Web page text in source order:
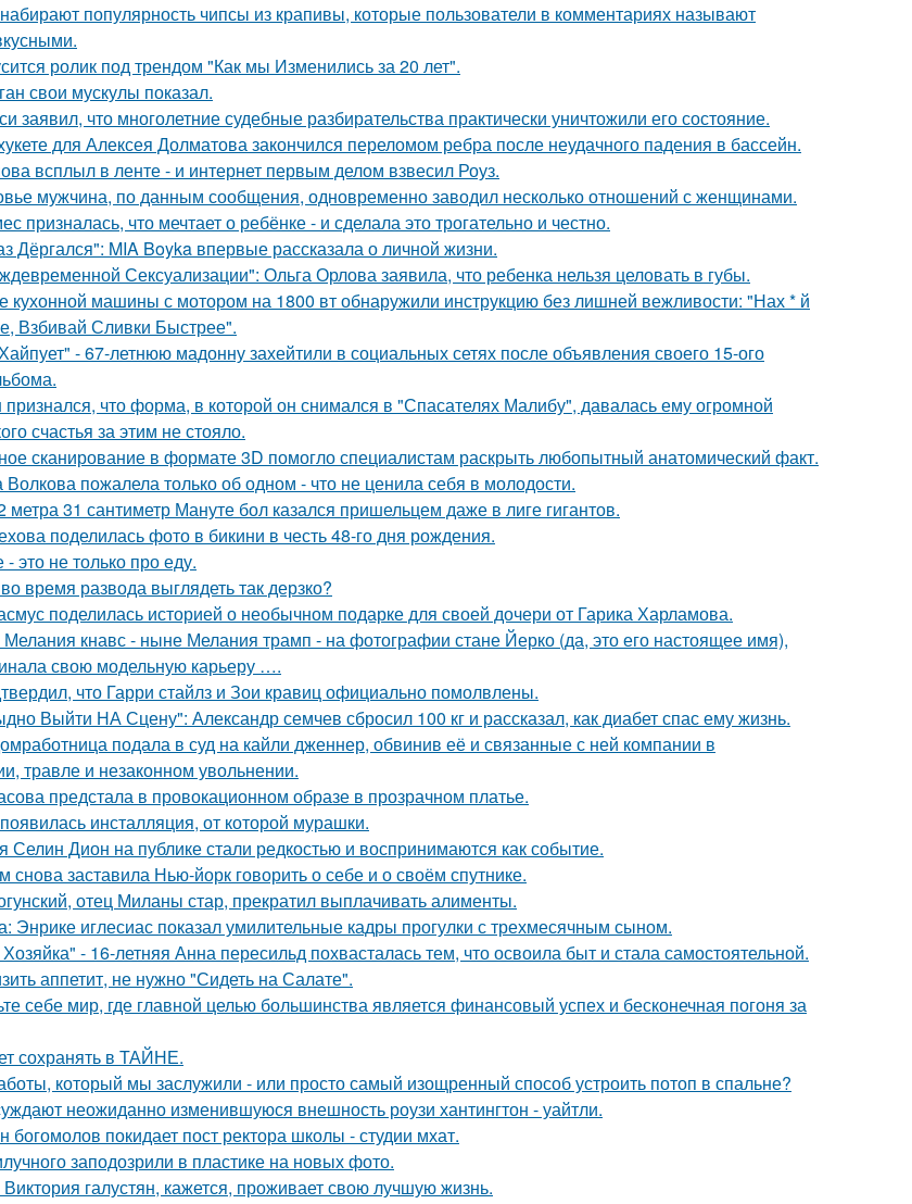
популярность чипсы из крапивы, которые пользователи в комментариях называют
ролик под трендом "Как мы Изменились за 20 лет".
свои мускулы показал.
заявил, что многолетние судебные разбирательства практически уничтожили его состояние.
для Алексея Долматова закончился переломом ребра после неудачного падения в бассейн.
всплыл в ленте - и интернет первым делом взвесил Роуз.
мужчина, по данным сообщения, одновременно заводил несколько отношений с женщинами.
призналась, что мечтает о ребёнке - и сделала это трогательно и честно.
Дёргался": MIA Boyka впервые рассказала о личной жизни.
Сексуализации": Ольга Орлова заявила, что ребенка нельзя целовать в губы.
кухонной машины с мотором на 1800 вт обнаружили инструкцию без лишней вежливости: "Нах * й
Взбивай Сливки Быстрее".
- 67-летнюю мадонну захейтили в социальных сетях после объявления своего 15-ого
что форма, в которой он снимался в "Спасателях Малибу", давалась ему огромной
счастья за этим не стояло.
сканирование в формате 3D помогло специалистам раскрыть любопытный анатомический факт.
Волкова пожалела только об одном - что не ценила себя в молодости.
метра 31 сантиметр Мануте бол казался пришельцем даже в лиге гигантов.
поделилась фото в бикини в честь 48-го дня рождения.
это не только про еду.
время развода выглядеть так дерзко?
поделилась историей о необычном подарке для своей дочери от Гарика Харламова.
Мелания кнавс - ныне Мелания трамп - на фотографии стане Йерко (да, это его настоящее имя),
свою модельную карьеру ….
что Гарри стайлз и Зои кравиц официально помолвлены.
Выйти НА Сцену": Александр семчев сбросил 100 кг и рассказал, как диабет спас ему жизнь.
подала в суд на кайли дженнер, обвинив её и связанные с ней компании в
травле и незаконном увольнении.
предстала в провокационном образе в прозрачном платье.
инсталляция, от которой мурашки.
Селин Дион на публике стали редкостью и воспринимаются как событие.
снова заставила Нью-йорк говорить о себе и о своём спутнике.
отец Миланы стар, прекратил выплачивать алименты.
Энрике иглесиас показал умилительные кадры прогулки с трехмесячным сыном.
- 16-летняя Анна пересильд похвасталась тем, что освоила быт и стала самостоятельной.
аппетит, не нужно "Сидеть на Салате".
себе мир, где главной целью большинства является финансовый успех и бесконечная погоня за
сохранять в ТАЙНЕ.
который мы заслужили - или просто самый изощренный способ устроить потоп в спальне?
неожиданно изменившуюся внешность роузи хантингтон - уайтли.
богомолов покидает пост ректора школы - студии мхат.
заподозрили в пластике на новых фото.
галустян, кажется, проживает свою лучшую жизнь.